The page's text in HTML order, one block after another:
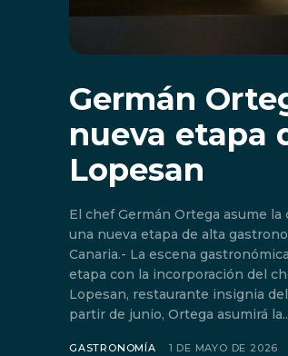
Germán
nueva etapa
Lopesan
El chef Germán Ortega asume
una nueva etapa de alta gastronomía en
Canaria.- La escena
etapa con la incorporación del
Lopesan, restaurante insignia del
partir de junio, Ortega asumirá
GASTRONOMÍA 1 DE MAYO DE 2026